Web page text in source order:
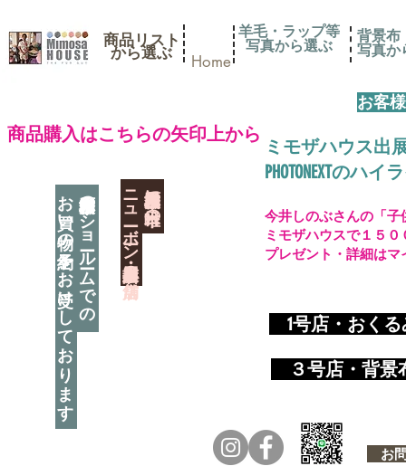
商品リスト
​から選ぶ Home
​商品購入はこちらの矢印上から
神奈川県相模原市に日本唯一の
​ニューボーン撮影用小道具店・３店舗
羊毛・ラップ等
写真から選ぶ
背景布
写真か
お客
ミモザハウス出
PHOTONEXTのハ
神奈川県相模原市のショールームでの
お買い物の予約をお受けしております 1号店・おく
​ ３号店・背
お
今井しのぶさんの「
ミモザハウスで１５
プレゼント・詳細は